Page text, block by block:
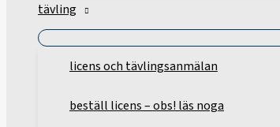
tävling
licens och tävlingsanmälan
beställ licens – obs! läs noga